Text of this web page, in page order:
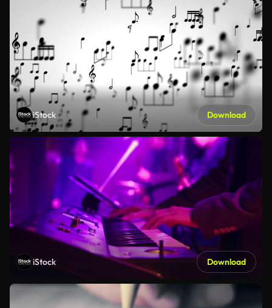
iStock Download
iStock Download